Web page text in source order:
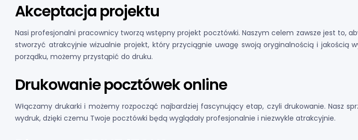
Akceptacja projektu
Nasi profesjonalni pracownicy tworzą wstępny projekt pocztówki. Naszym celem zawsze jest to,
stworzyć atrakcyjnie wizualnie projekt, który przyciągnie uwagę swoją oryginalnością i jakością
porządku, możemy przystąpić do druku.
Drukowanie pocztówek online
Włączamy drukarki i możemy rozpocząć najbardziej fascynujący etap, czyli drukowanie. Nasz
wydruk, dzięki czemu Twoje pocztówki będą wyglądały profesjonalnie i niezwykle atrakcyjnie.